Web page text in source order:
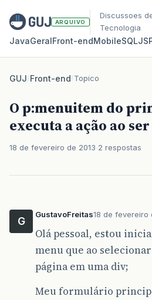
ARQUIVO
Discussoes
Tecnologia
JavaGeralFront‑endMobileSQLJS
GUJ/Front-end/Topico
O p:menuitem do
executa a ação ao
18 de fevereiro de 2013 2 respostas
G
GustavoFreitas18 de fevereiro
Olá pessoal, estou
menu que ao
página em uma div;
Meu formulário